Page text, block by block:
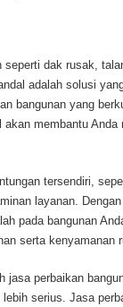
seperti dak rusak,
adalah solusi
bangunan yang
membantu
tersendiri,
layanan.
pada bangunan
serta kenyamanan
perbaikan
serius. Jasa